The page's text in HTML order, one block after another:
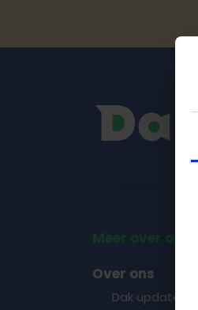
Meer over ons
Over ons
Dak updates